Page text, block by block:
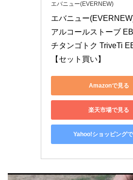
エバニュー(EVERNEW)
エバニュー
アルコールストーブ
チタンゴトク TriveTi
【セット買い】
Amazonで見る
楽天市場で見る
Yahoo!ショッピング